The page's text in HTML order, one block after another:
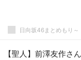
日向坂46まとめもり～
【聖人】前澤友作さ